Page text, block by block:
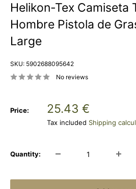
Helikon-Tex Camiseta
Hombre Pistola de
Large
SKU: 5902688095642
No reviews
Price:
Sale
price
25.43 €
Tax included Shipping
Quantity: